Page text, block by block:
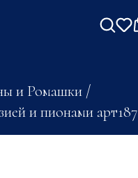
и Ромашки /
и пионами арт187